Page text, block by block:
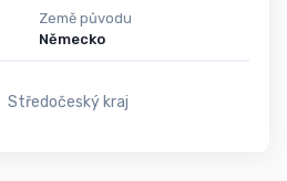
Země původu
Německo
Středočeský kraj